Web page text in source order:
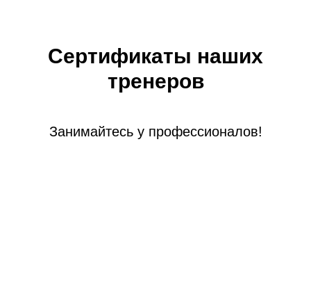
Сертификаты наших
тренеров
Занимайтесь у профессионалов!